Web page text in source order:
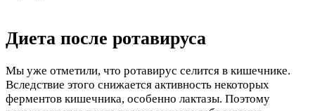
Диета после ротавируса
Мы уже отметили, что ротавирус селится в кишечнике.
Вследствие этого снижается активность некоторых
ферментов кишечника, особенно лактазы. Поэтому